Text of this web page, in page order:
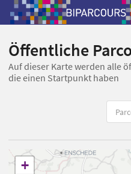
Öffentliche
Auf dieser Karte werden alle
die einen Startpunkt haben
+